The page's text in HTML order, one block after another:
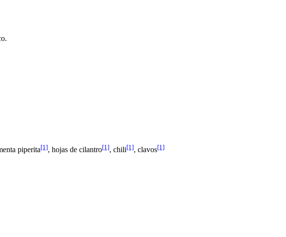
piperita[1], hojas de cilantro[1], chili[1], clavos[1]